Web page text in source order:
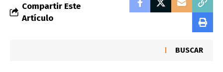
Compartir Este
Artículo
BUSCAR